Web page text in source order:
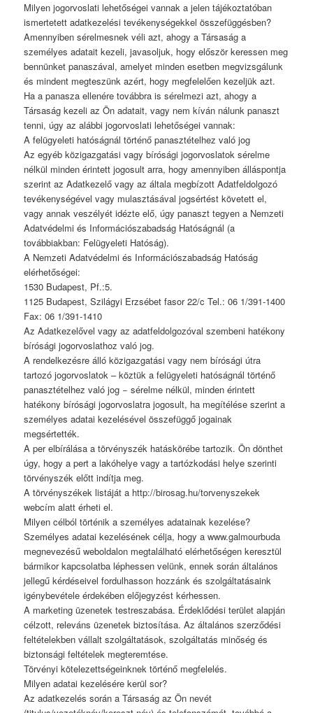
Milyen jogorvoslati lehetőségei vannak a jelen tájékoztatóban
ismertetett adatkezelési tevékenységekkel összefüggésben?
Amennyiben sérelmesnek véli azt, ahogy a Társaság a
személyes adatait kezeli, javasoljuk, hogy először keressen meg
bennünket panaszával, amelyet minden esetben megvizsgálunk
és mindent megteszünk azért, hogy megfelelően kezeljük azt.
Ha a panasza ellenére továbbra is sérelmezi azt, ahogy a
Társaság kezeli az Ön adatait, vagy nem kíván nálunk panaszt
tenni, úgy az alábbi jogorvoslati lehetőségei vannak:
A felügyeleti hatóságnál történő panasztételhez való jog
Az egyéb közigazgatási vagy bírósági jogorvoslatok sérelme
nélkül minden érintett jogosult arra, hogy amennyiben álláspontja
szerint az Adatkezelő vagy az általa megbízott Adatfeldolgozó
tevékenységével vagy mulasztásával jogsértést követett el,
vagy annak veszélyét idézte elő, úgy panaszt tegyen a Nemzeti
Adatvédelmi és Információszabadság Hatóságnál (a
továbbiakban: Felügyeleti Hatóság).
A Nemzeti Adatvédelmi és Információszabadság Hatóság
elérhetőségei:
1530 Budapest, Pf.:5.
1125 Budapest, Szilágyi Erzsébet fasor 22/c Tel.: 06 1/391-1400
Fax: 06 1/391-1410
Az Adatkezelővel vagy az adatfeldolgozóval szembeni hatékony
bírósági jogorvoslathoz való jog.
A rendelkezésre álló közigazgatási vagy nem bírósági útra
tartozó jogorvoslatok – köztük a felügyeleti hatóságnál történő
panasztételhez való jog − sérelme nélkül, minden érintett
hatékony bírósági jogorvoslatra jogosult, ha megítélése szerint a
személyes adatai kezelésével összefüggő jogainak
megsértették.
A per elbírálása a törvényszék hatáskörébe tartozik. Ön dönthet
úgy, hogy a pert a lakóhelye vagy a tartózkodási helye szerinti
törvényszék előtt indítja meg.
A törvényszékek listáját a http://birosag.hu/torvenyszekek
webcím alatt érheti el.
Milyen célból történik a személyes adatainak kezelése?
Személyes adatai kezelésének célja, hogy a www.galmourbuda
megnevezésű weboldalon megtalálható elérhetőségen keresztül
bármikor kapcsolatba léphessen velünk, ennek során általános
jellegű kérdéseivel fordulhasson hozzánk és szolgáltatásaink
igénybevétele érdekében előjegyzést kérhessen.
A marketing üzenetek testreszabása. Érdeklődési terület alapján
célzott, releváns üzenetek biztosítása. Az általános szerződési
feltételekben vállalt szolgáltatások, szolgáltatás minőség és
biztonsági feltételek megteremtése.
Törvényi kötelezettségeinknek történő megfelelés.
Milyen adatai kezelésére kerül sor?
Az adatkezelés során a Társaság az Ön nevét